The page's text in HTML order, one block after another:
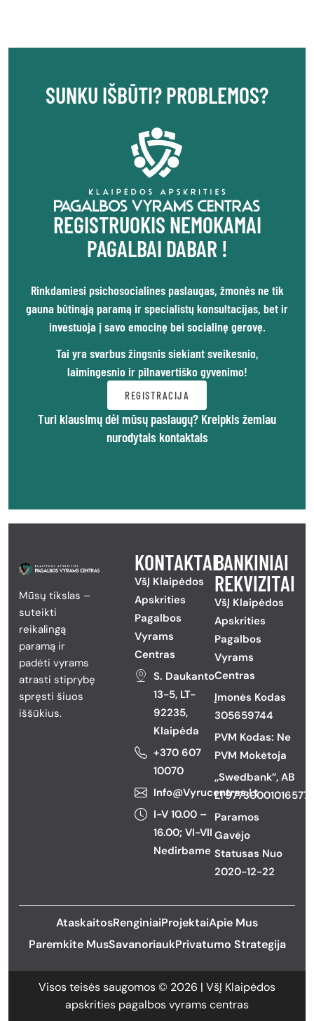
SUNKU IŠBŪTI? PROBLEMOS?
REGISTRUOKIS NEMOKAMAI
PAGALBAI DABAR !
Rinkdamiesi psichosocialines paslaugas, žmonės ne tik
gauna būtinąją paramą ir specialistų konsultacijas, bet ir
investuoja į savo emocinę bei socialinę gerovę.
Tai yra svarbus žingsnis siekiant sveikesnio,
laimingesnio ir pilnavertiško gyvenimo!
REGISTRACIJA
Turi klausimų dėl mūsų paslaugų? Kreipkis žemiau
nurodytais kontaktais
Mūsų tikslas –
suteikti
reikalingą
paramą ir
padėti vyrams
atrasti stiprybę
spręsti šiuos
iššūkius.
KONTAKTAI
VšĮ Klaipėdos
Apskrities
Pagalbos
Vyrams
Centras
S. Daukanto
13-5, LT-
92235,
Klaipėda
+370 607
10070
Info@vyrucentras.lt
I-V 10.00 –
16.00; VI-VII
Nedirbame
BANKINIAI
REKVIZITAI
VšĮ Klaipėdos
Apskrities
Pagalbos
Vyrams
Centras
Įmonės Kodas
305659744
PVM Kodas: Ne
PVM Mokėtoja
,,Swedbank”, AB
Paramos
Gavėjo
Statusas Nuo
2020-12-22
AtaskaitosRenginiaiProjektaiApie Mus
Paremkite MusSavanoriaukPrivatumo Strategija
Visos teisės saugomos © 2026 | VšĮ Klaipėdos
apskrities pagalbos vyrams centras